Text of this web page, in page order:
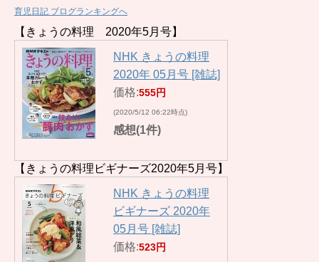
育児日記 ブログランキングへ
【きょうの料理 2020年5月号】
NHK きょうの料理
2020年 05月号 [雑誌]
価格:555円
(2020/5/12 06:22時点)
感想(1件)
【きょうの料理ビギナーズ2020年5月号】
NHK きょうの料理
ビギナーズ 2020年
05月号 [雑誌]
価格:523円